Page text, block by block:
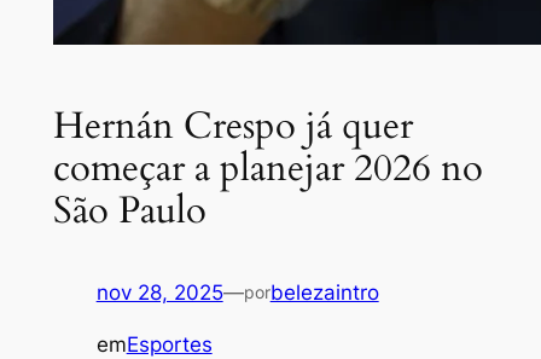
Hernán Crespo já quer
começar a planejar 2026 no
São Paulo
nov 28, 2025—porbelezaintro
emEsportes